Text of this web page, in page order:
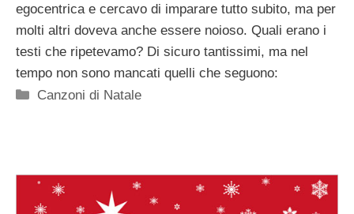
egocentrica e cercavo di imparare tutto subito, ma per
molti altri doveva anche essere noioso. Quali erano i
testi che ripetevamo? Di sicuro tantissimi, ma nel
tempo non sono mancati quelli che seguono:
Categorie
Canzoni di Natale